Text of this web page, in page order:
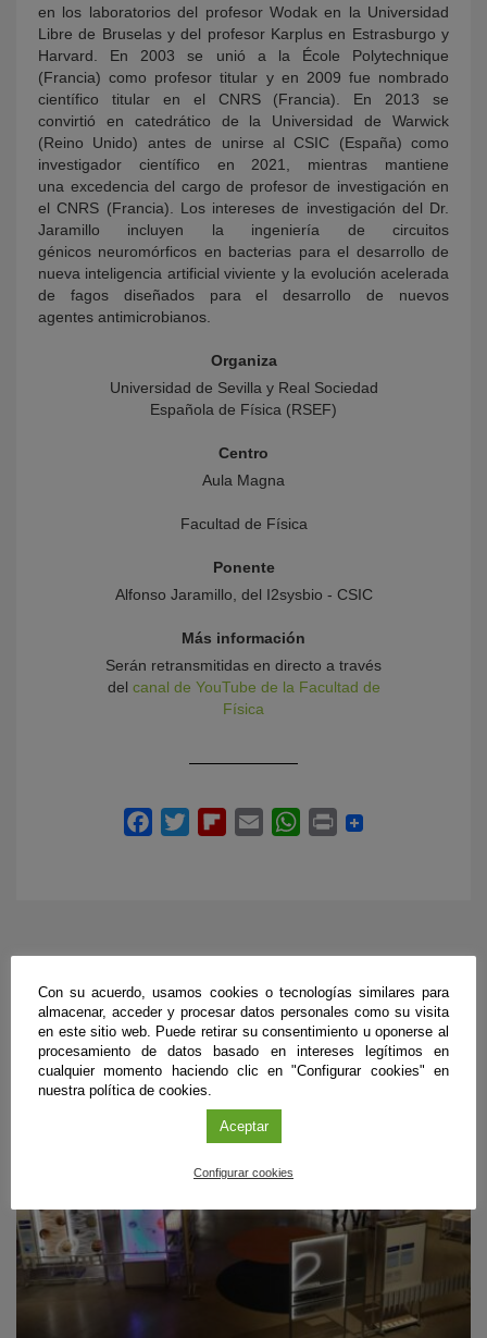
en los laboratorios del profesor Wodak en la Universidad
Libre de Bruselas y del profesor Karplus en Estrasburgo y
Harvard. En 2003 se unió a la École Polytechnique
(Francia) como profesor titular y en 2009 fue nombrado
científico titular en el CNRS (Francia). En 2013 se
convirtió en catedrático de la Universidad de Warwick
(Reino Unido) antes de unirse al CSIC (España) como
investigador científico en 2021, mientras mantiene
una excedencia del cargo de profesor de investigación en
el CNRS (Francia). Los intereses de investigación del Dr.
Jaramillo incluyen la ingeniería de circuitos
génicos neuromórficos en bacterias para el desarrollo de
nueva inteligencia artificial viviente y la evolución acelerada
de fagos diseñados para el desarrollo de nuevos
agentes antimicrobianos.
Organiza
Universidad de Sevilla y Real Sociedad
Española de Física (RSEF)
Centro
Aula Magna
Facultad de Física
Ponente
Alfonso Jaramillo, del I2sysbio - CSIC
Más información
Serán retransmitidas en directo a través
del canal de YouTube de la Facultad de
Física
PRÓXIMOS EVENTOS
Con su acuerdo, usamos cookies o tecnologías similares para
almacenar, acceder y procesar datos personales como su visita
en este sitio web. Puede retirar su consentimiento u oponerse al
procesamiento de datos basado en intereses legítimos en
cualquier momento haciendo clic en "Configurar cookies" en
nuestra política de cookies.
Aceptar
Configurar cookies